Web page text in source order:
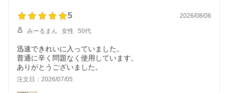
5 2026/08/06
みーるまん 女性 50代
迅速できれいに入っていました。
普通に辛く問題なく使用しています。
ありがとうございました。
注文日：2026/07/05